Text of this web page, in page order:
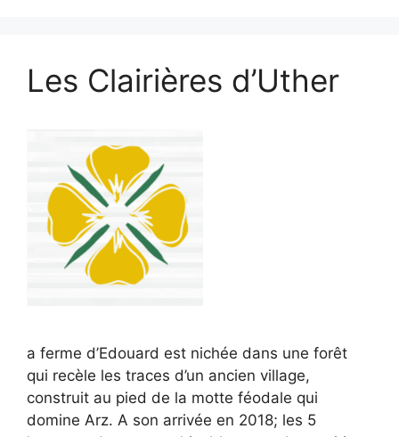
Les Clairières d’Uther
a ferme d’Edouard est nichée dans une forêt
qui recèle les traces d’un ancien village,
construit au pied de la motte féodale qui
domine Arz. A son arrivée en 2018; les 5